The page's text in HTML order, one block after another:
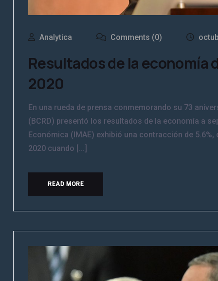
Analytica Comments (0)
Resultados de la economía
2020
En una rueda de prensa conmemorando su 73
(BCRD) presentó los resultados de la economía a
Económica (IMAE) exhibió una contracción de
2020 cuando [...]
READ MORE